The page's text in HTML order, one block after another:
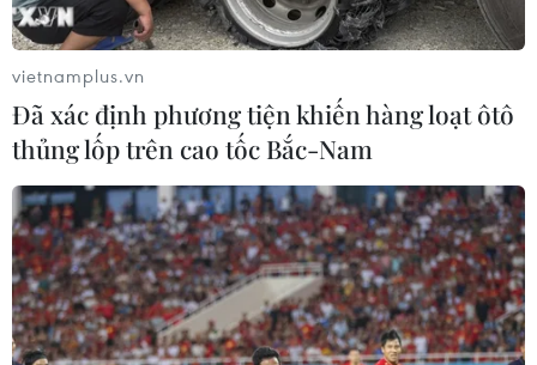
Nhật Bản tái khẳng định ủng hộ trật tự
dựa trên luật pháp ở Biển Đông
01/04/2022 07:01
vietnamplus.vn
Đã xác định phương tiện khiến hàng loạt ôtô
thủng lốp trên cao tốc Bắc-Nam